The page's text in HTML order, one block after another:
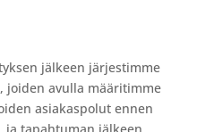
jälkeen järjestimme
joiden avulla määritimme
asiakaspolut ennen